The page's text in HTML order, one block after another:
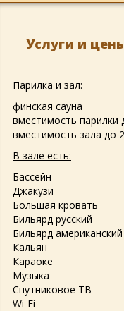
Услуги и
Парилка и зал:
финская сауна
вместимость парилки
вместимость зала до
В зале есть:
Бассейн
Джакузи
Большая кровать
Бильярд русский
Бильярд американский
Кальян
Караоке
Музыка
Спутниковое ТВ
Wi-Fi